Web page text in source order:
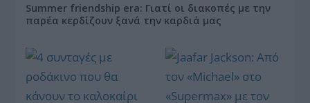
Summer friendship era: Γιατί οι διακοπές με την
παρέα κερδίζουν ξανά την καρδιά μας